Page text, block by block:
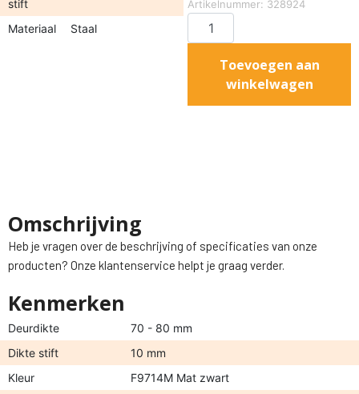
stift
Materiaal Staal
Artikelnummer: 328924
Toevoegen aan
winkelwagen
Omschrijving
Heb je vragen over de beschrijving of specificaties van onze
producten? Onze klantenservice helpt je graag verder.
Kenmerken
Deurdikte
70 - 80 mm
Dikte stift
10 mm
Kleur
F9714M Mat zwart